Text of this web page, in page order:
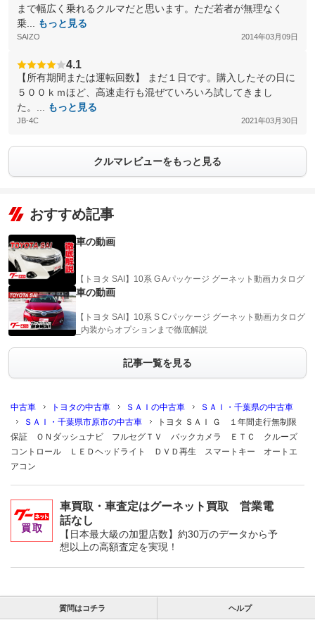
まで幅広く乗れるクルマだと思います。ただ若者が無理なく
乗...
もっと見る
SAIZO 2014年03月09日
4.1
【所有期間または運転回数】 まだ１日です。購入したその日に
５００ｋｍほど、高速走行も混ぜていろいろ試してきまし
た。...
もっと見る
JB-4C 2021年03月30日
クルマレビューをもっと見る
おすすめ記事
車の動画
【トヨタ SAI】10系 G Aパッケージ グーネット動画カタログ
車の動画
【トヨタ SAI】10系 S Cパッケージ グーネット動画カタログ
_内装からオプションまで徹底解説
記事一覧を見る
中古車 トヨタの中古車 ＳＡＩの中古車
ＳＡＩ・千葉県の中古車
ＳＡＩ・千葉県市原市の中古車
トヨタ ＳＡＩ Ｇ １年間走行無制限
保証 ＯＮダッシュナビ フルセグＴＶ バックカメラ ＥＴＣ クルーズ
コントロール ＬＥＤヘッドライト ＤＶＤ再生 スマートキー オートエ
アコン
車買取・車査定はグーネット買取 営業電
話なし
【日本最大級の加盟店数】約30万のデータから予
想以上の高額査定を実現！
質問はコチラ ヘルプ